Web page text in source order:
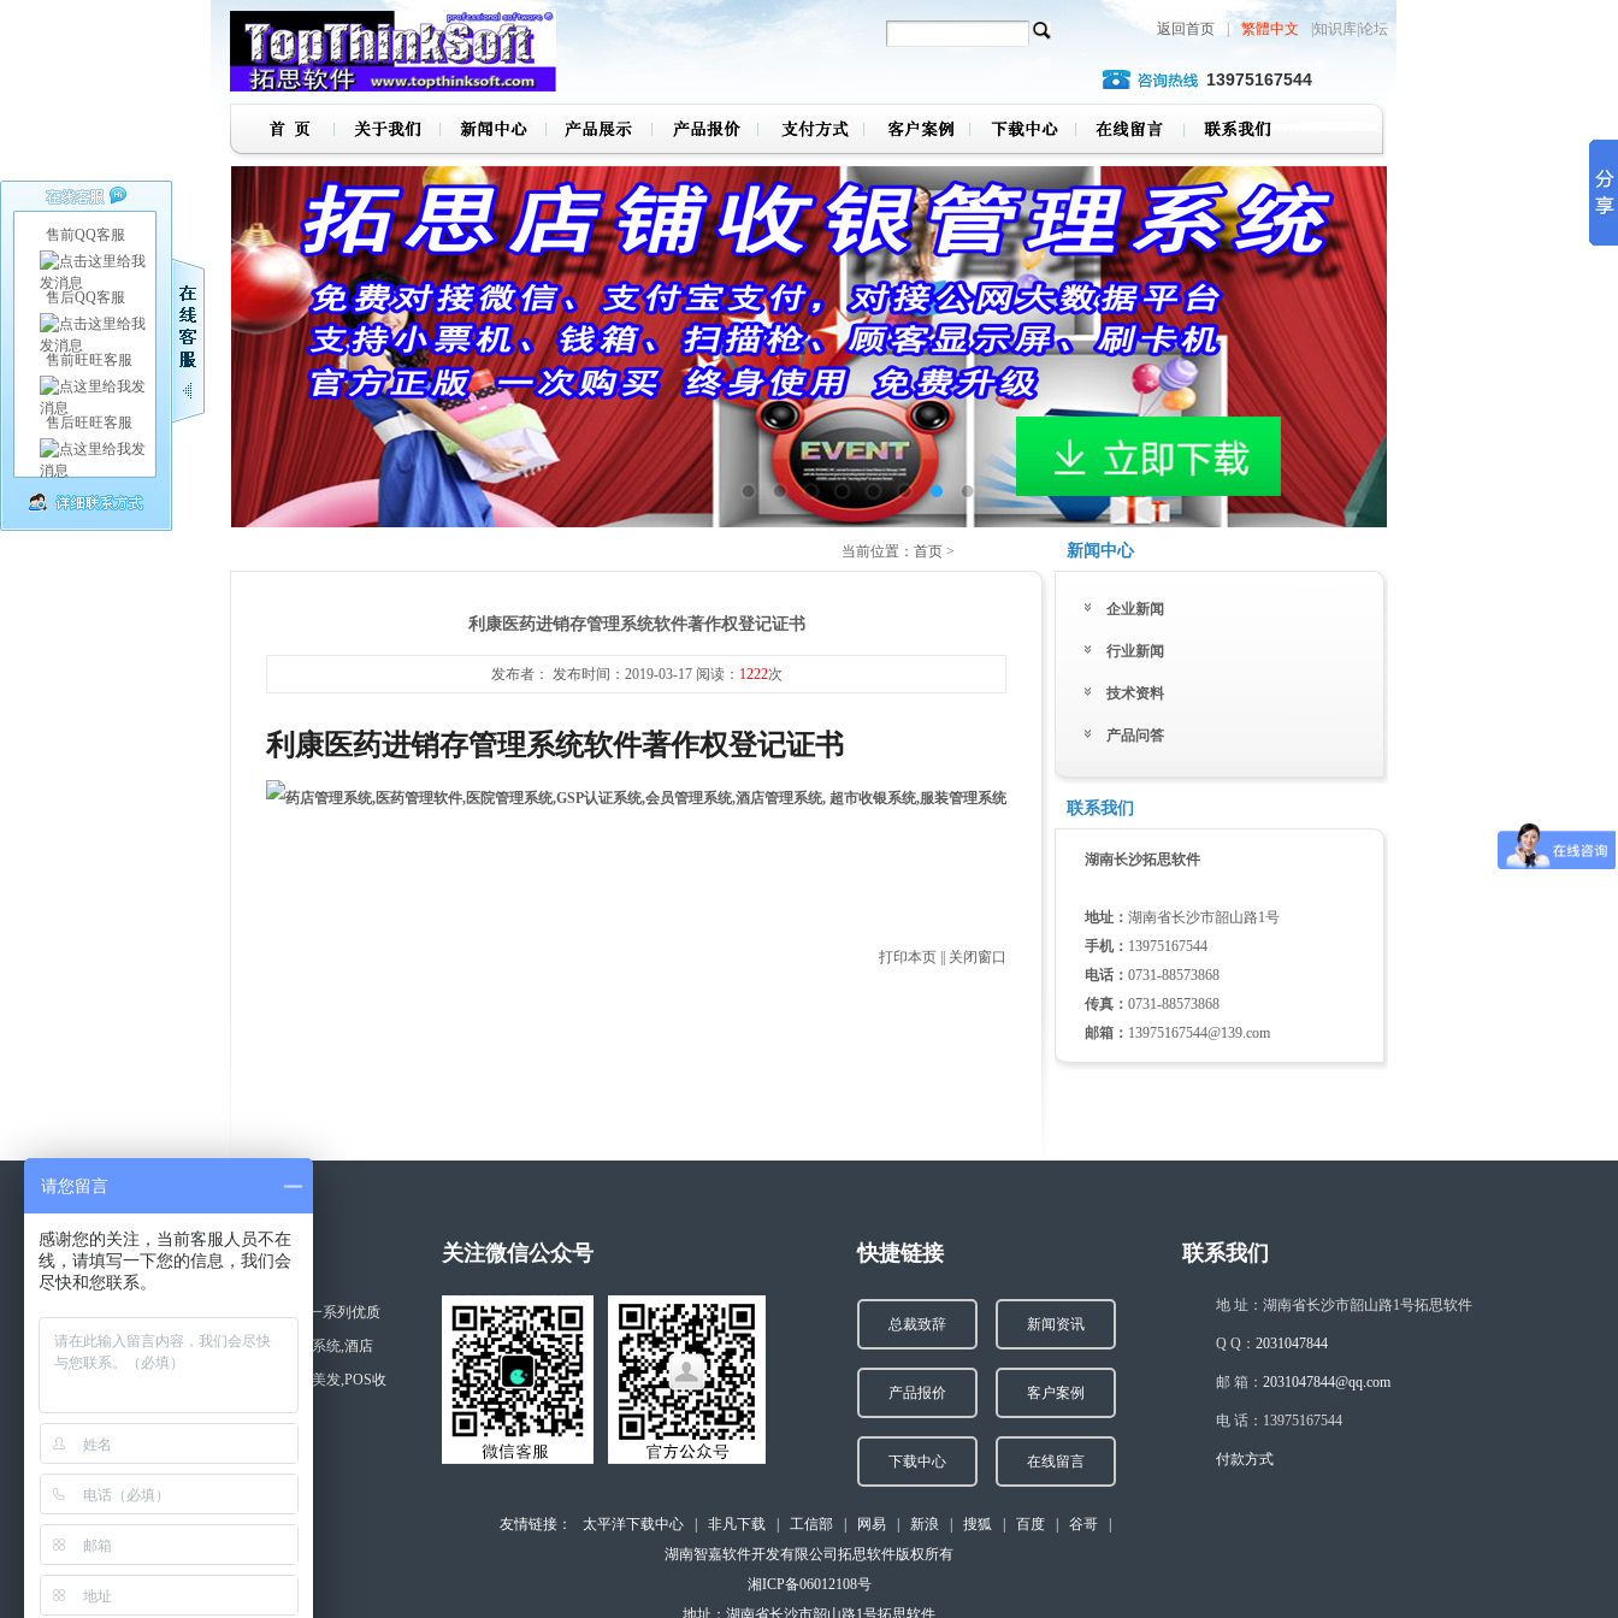
返回首页 繁體中文 |知识库|论坛
13975167544
当前位置：首页 >
利康医药进销存管理系统软件著作权登记证书
发布者： 发布时间：2019-03-17 阅读： 1222次
利康医药进销存管理系统软件著作权登记证书
打印本页 关闭窗口
新闻中心
企业新闻
行业新闻
技术资料
产品问答
联系我们
湖南长沙拓思软件
地址： 湖南省长沙市韶山路1号
手机： 13975167544
电话： 0731-88573868
传真： 0731-88573868
邮箱： 13975167544@139.com
关于拓思软件
湖南长沙拓思软件公司开发一系列优质
的软件产品,如利康药店管理系统,酒店
管,美容,商品,桑拿,医院,美容美发,POS收
银软件等。
查看更多 >>
关注微信公众号 快捷链接
总裁致辞 新闻资讯
产品报价 客户案例
下载中心 在线留言
联系我们
地 址：湖南省长沙市韶山路1号拓思软件
Q Q： 2031047844
邮 箱： 2031047844@qq.com
电 话：13975167544
付款方式
友情链接： 太平洋下载中心 非凡下载 工信部 网易 新浪 搜狐 百度 谷哥
湖南智嘉软件开发有限公司拓思软件版权所有
湘ICP备06012108号
地址：湖南省长沙市韶山路1号拓思软件
售前QQ客服
售后QQ客服
售前旺旺客服
售后旺旺客服
请您留言
感谢您的关注，当前客服人员不在
线，请填写一下您的信息，我们会
尽快和您联系。